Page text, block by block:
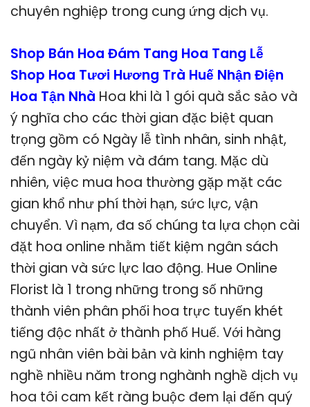
chuyên nghiệp trong cung ứng dịch vụ.
Shop Bán Hoa Đám Tang Hoa Tang Lễ
Shop Hoa Tươi Hương Trà Huế Nhận Điện
Hoa Tận Nhà Hoa khi là 1 gói quà sắc sảo và
ý nghĩa cho các thời gian đặc biệt quan
trọng gồm có Ngày lễ tình nhân, sinh nhật,
đến ngày kỷ niệm và đám tang. Mặc dù
nhiên, việc mua hoa thường gặp mặt các
gian khổ như phí thời hạn, sức lực, vận
chuyển. Vì nạm, đa số chúng ta lựa chọn cài
đặt hoa online nhằm tiết kiệm ngân sách
thời gian và sức lực lao động. Hue Online
Florist là 1 trong những trong số những
thành viên phân phối hoa trực tuyến khét
tiếng độc nhất ở thành phố Huế. Với hàng
ngũ nhân viên bài bản và kinh nghiệm tay
nghề nhiều năm trong nghành nghề dịch vụ
hoa tôi cam kết ràng buộc đem lại đến quý